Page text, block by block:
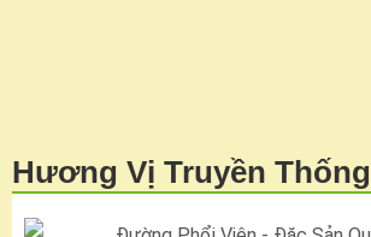
Hương Vị Truyền Thống